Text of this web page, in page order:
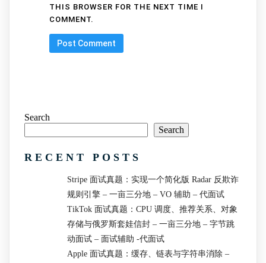
THIS BROWSER FOR THE NEXT TIME I
COMMENT.
Search
Search
RECENT POSTS
Stripe 面试真题：实现一个简化版 Radar 反欺诈
规则引擎 – 一亩三分地 – VO 辅助 – 代面试
TikTok 面试真题：CPU 调度、推荐关系、对象
存储与俄罗斯套娃信封 – 一亩三分地 – 字节跳
动面试 – 面试辅助 -代面试
Apple 面试真题：缓存、链表与字符串消除 –